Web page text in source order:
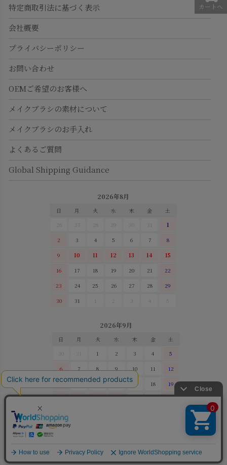
カートへ
特定商取引法に基づく表示
会社概要
プライバシーポリシー
お問い合わせ
OEMご希望のお客様へ
メイクブラシの素材について
メイクブラシのお手入れ
よくあるご質問
Global Shipping Guidance
2026年8月
日 月 火 水 木 金
土
26
31
1
2
3 4 5 6 7
8
9
10 11 12 13 14
15
16
17 18 19 20 21
22
23
24 25 26 27 28
29
30
31 1 4 5
2026年9月
日 月 火 水 木 金
土
31 1 2 3 4
5
6
7 8 9 10 11
12
13
14 15 16 17 18
19
20
21 22 23 24 25
26
27
©2003 TAUHAUS